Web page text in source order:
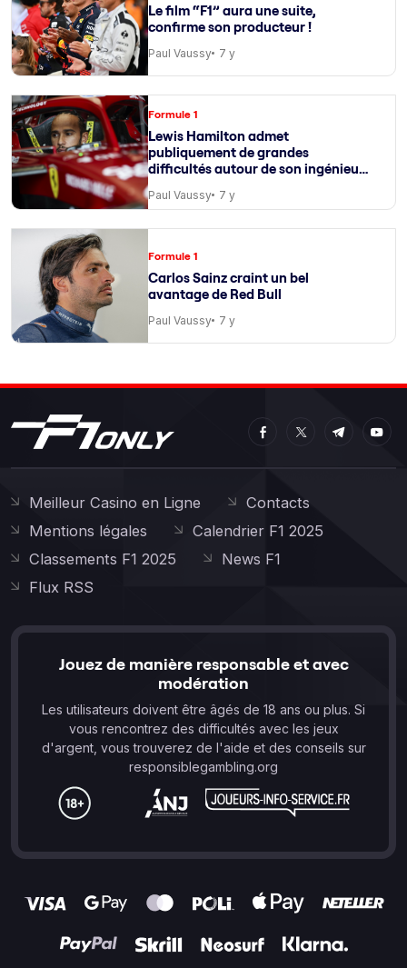
Le film “F1” aura une suite,
confirme son producteur !
Paul Vaussy 7 y
Formule 1
Lewis Hamilton admet
publiquement de grandes
difficultés autour de son ingénieur
Paul Vaussy 7 y
Formule 1
Carlos Sainz craint un bel
avantage de Red Bull
Paul Vaussy 7 y
Meilleur Casino en Ligne
Contacts
Mentions légales
Calendrier F1 2025
Classements F1 2025
News F1
Flux RSS
Jouez de manière responsable et avec
modération
Les utilisateurs doivent être âgés de 18 ans ou plus. Si
vous rencontrez des difficultés avec les jeux
d'argent, vous trouverez de l'aide et des conseils sur
responsiblegambling.org